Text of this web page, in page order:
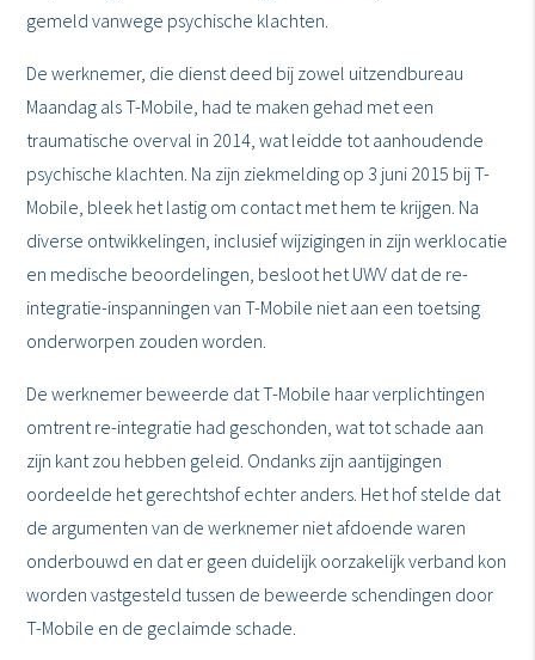
gemeld vanwege psychische klachten.
De werknemer, die dienst deed bij zowel uitzendbureau
Maandag als T-Mobile, had te maken gehad met een
traumatische overval in 2014, wat leidde tot aanhoudende
psychische klachten. Na zijn ziekmelding op 3 juni 2015 bij T-
Mobile, bleek het lastig om contact met hem te krijgen. Na
diverse ontwikkelingen, inclusief wijzigingen in zijn werklocatie
en medische beoordelingen, besloot het UWV dat de re-
integratie-inspanningen van T-Mobile niet aan een toetsing
onderworpen zouden worden.
De werknemer beweerde dat T-Mobile haar verplichtingen
omtrent re-integratie had geschonden, wat tot schade aan
zijn kant zou hebben geleid. Ondanks zijn aantijgingen
oordeelde het gerechtshof echter anders. Het hof stelde dat
de argumenten van de werknemer niet afdoende waren
onderbouwd en dat er geen duidelijk oorzakelijk verband kon
worden vastgesteld tussen de beweerde schendingen door
T-Mobile en de geclaimde schade.